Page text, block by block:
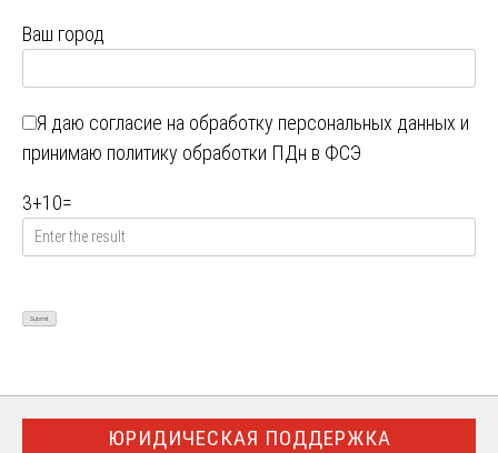
Ваш город
Я даю согласие на обработку персональных данных и
принимаю политику обработки ПДн в ФСЭ
3+10=
ЮРИДИЧЕСКАЯ ПОДДЕРЖКА